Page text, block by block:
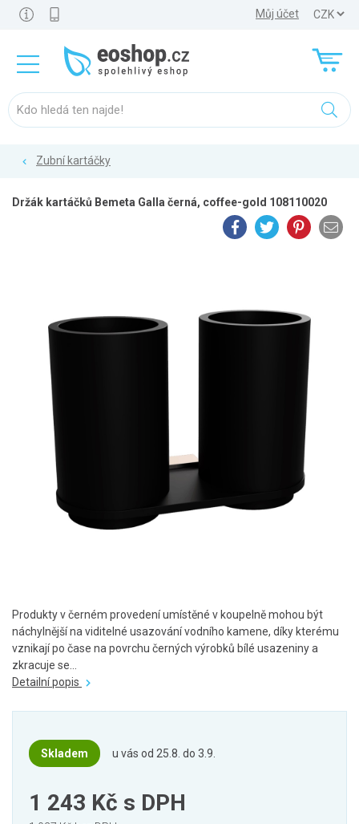
Můj účet
Zubní kartáčky
Držák kartáčků Bemeta Galla černá, coffee-gold 108110020
Produkty v černém provedení umístěné v koupelně mohou být
náchylnější na viditelné usazování vodního kamene, díky kterému
vznikají po čase na povrchu černých výrobků bílé usazeniny a
zkracuje se...
Detailní popis
Skladem u vás od 25.8. do 3.9.
1 243 Kč s DPH